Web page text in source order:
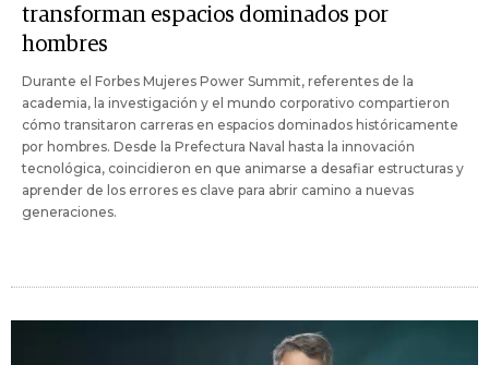
transforman espacios dominados por
hombres
Durante el Forbes Mujeres Power Summit, referentes de la
academia, la investigación y el mundo corporativo compartieron
cómo transitaron carreras en espacios dominados históricamente
por hombres. Desde la Prefectura Naval hasta la innovación
tecnológica, coincidieron en que animarse a desafiar estructuras y
aprender de los errores es clave para abrir camino a nuevas
generaciones.